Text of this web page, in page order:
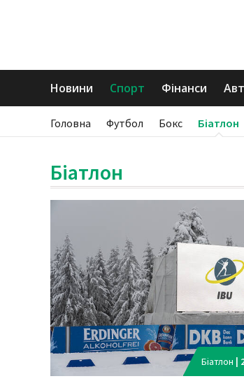
Новини Спорт Фінанси
Головна Футбол Бокс Біатлон
Біатлон
Біатлон |